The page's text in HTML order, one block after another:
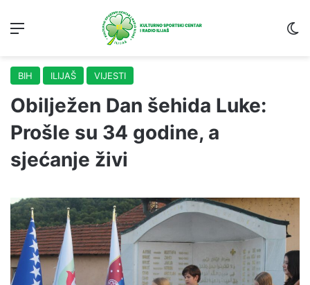
BIH ILIJAŠ VIJESTI
Obilježen Dan šehida Luke:
Prošle su 34 godine, a
sjećanje živi